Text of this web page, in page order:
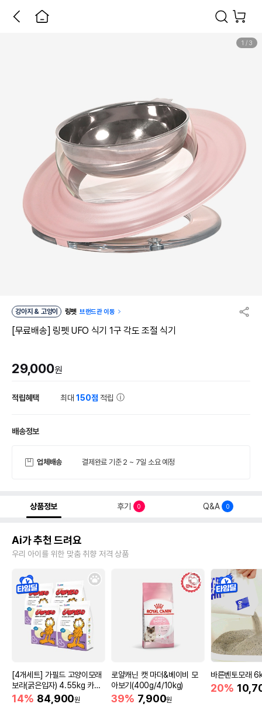
1 / 3
강아지 & 고양이 링펫 브랜드관 이동
[무료배송] 링펫 UFO 식기 1구 각도 조절 식기
29,000원
적립혜택 최대150점 적립
배송정보
업체배송 결제완료 기준 2 ~ 7일 소요 예정
상품정보 후기 0 Q&A 0
Ai가 추천 드려요
우리 아이를 위한 맞춤 취향 저격 상품
[4개세트] 가필드 고양이모래
보라(굵은입자) 4.55kg 카사
바모래
14% 84,900원
로얄캐닌 캣 마더&베이비 모
아보기(400g/4/10kg)
39% 7,900원
바른벤토모래
20%